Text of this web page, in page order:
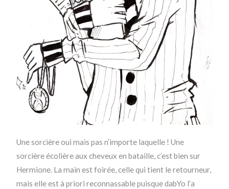
Une sorcière oui mais pas n’importe laquelle ! Une
sorcière écolière aux cheveux en bataille, c’est bien sur
Hermione. La main est foirée, celle qui tient le retourneur,
mais elle est à priori reconnassable puisque dabYo l’a